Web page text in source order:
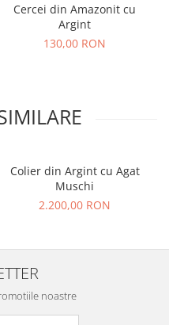
Cercei din Amazonit cu
Argint
130,00 RON
Colier din Argint cu Agat
Muschi
2.200,00 RON
noastre